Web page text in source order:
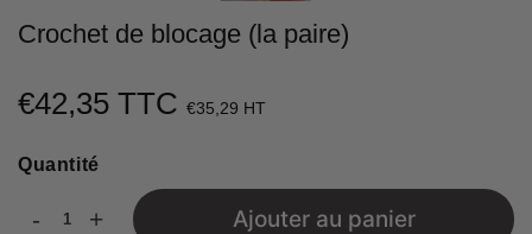
Crochet de blocage (la paire)
€42,35 TTC €35,29 HT
price
Quantité
- + Ajouter au panier